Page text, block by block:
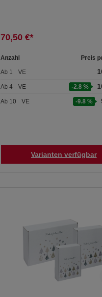
70,50 €*
Anzahl Preis
Ab 1 VE
Ab 4 VE -2.8 %
Ab 10 VE -9.8 %
Varianten verfügbar